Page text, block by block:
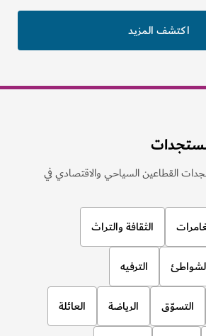
اكتشف المزيد
القطاعين السياحي والاقتصادي في
الثقافة والتراث
الترفيه
التسوّق الرياضة العائلة